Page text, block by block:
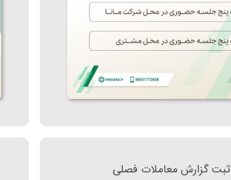
ثبت گزارش معاملات فصلی